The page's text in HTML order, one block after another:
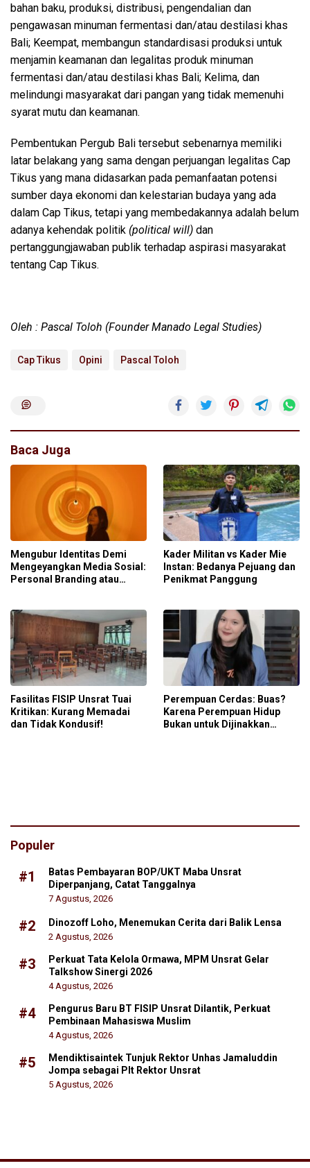
bahan baku, produksi, distribusi, pengendalian dan
pengawasan minuman fermentasi dan/atau destilasi khas
Bali; Keempat, membangun standardisasi produksi untuk
menjamin keamanan dan legalitas produk minuman
fermentasi dan/atau destilasi khas Bali; Kelima, dan
melindungi masyarakat dari pangan yang tidak memenuhi
syarat mutu dan keamanan.
Pembentukan Pergub Bali tersebut sebenarnya memiliki
latar belakang yang sama dengan perjuangan legalitas Cap
Tikus yang mana didasarkan pada pemanfaatan potensi
sumber daya ekonomi dan kelestarian budaya yang ada
dalam Cap Tikus, tetapi yang membedakannya adalah belum
adanya kehendak politik (political will) dan
pertanggungjawaban publik terhadap aspirasi masyarakat
tentang Cap Tikus.
Oleh : Pascal Toloh (Founder Manado Legal Studies)
Cap Tikus Opini Pascal Toloh
Baca Juga
Mengubur Identitas Demi
Mengeyangkan Media Sosial:
Personal Branding atau
Kader Militan vs Kader Mie
Instan: Bedanya Pejuang dan
Penikmat Panggung
Fasilitas FISIP Unsrat Tuai
Kritikan: Kurang Memadai
dan Tidak Kondusif!
Perempuan Cerdas: Buas?
Karena Perempuan Hidup
Bukan untuk Dijinakkan
Populer
#1
Batas Pembayaran BOP/UKT Maba Unsrat
Diperpanjang, Catat Tanggalnya
7 Agustus, 2026
#2 Dinozoff Loho, Menemukan Cerita dari Balik Lensa
2 Agustus, 2026
#3
Perkuat Tata Kelola Ormawa, MPM Unsrat Gelar
Talkshow Sinergi 2026
4 Agustus, 2026
#4
Pengurus Baru BT FISIP Unsrat Dilantik, Perkuat
Pembinaan Mahasiswa Muslim
4 Agustus, 2026
#5
Mendiktisaintek Tunjuk Rektor Unhas Jamaluddin
Jompa sebagai Plt Rektor Unsrat
5 Agustus, 2026